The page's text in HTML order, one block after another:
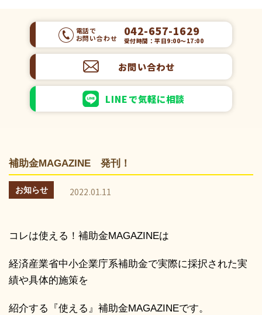
電話で
お問い合わせ
042-657-1629
受付時間：平日9:00～17:00
お問い合わせ
LINEで気軽に相談
補助金MAGAZINE 発刊！
お知らせ 2022.01.11
コレは使える！補助金MAGAZINEは
経済産業省中小企業庁系補助金で実際に採択された実
績や具体的施策を
紹介する『使える』補助金MAGAZINEです。